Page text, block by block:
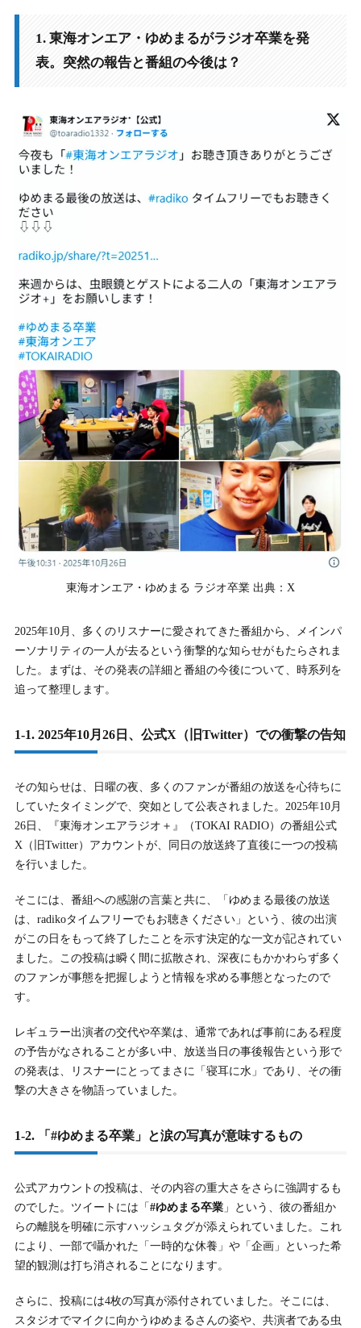
1-1. 1-1. 2025年10月26日、公式X（旧Twitter）での衝撃の告知
1-2. 1-2. 「#ゆめまる卒業」と涙の写真が意味するもの
1-4. 1-4. 新体制へ移行『東海オンエアラジオ+』は継続
2.
2. ゆめまるがラジオ卒業を選んだ本当の理由は？子育て
への専念が決断の背景か
2-2. 2-2. 「2人育てるの舐めてた」発言に込められた切実な思
い
2-4. 2-4. 放送で触れられた「ブラジルへのゴルフ留学」説は冗
談？
3. 3. 東海オンエア・ゆめまるのプロフィールを徹底解説！
本名や意外な学歴・経歴とは？
3-1. 3-1. ゆめまるさんの基本プロフィール（本名・年齢・出身
地・身長など）
3-2. 3-2. 杭全（くいた）という珍しい本名と家族背景
3-3. 出身中学・高校・大学はどこ？陸上エリートだった学
生時代
3-4. 3-4. YouTuberになるまでの経緯：専門学校というもう一つ
3-5.
3-5. クリエイターとしての多才な顔：アパレルと個人チャ
ンネル
会いや馴れ初めを調査
4-2. 4-2. 結婚発表と「タンパク質武田」というユニークなあだ
名の謎
4-3. 4-3. 妻の公表は2022年1月の動画「【収集つかず】」にて
5. 5. 東海オンエア・ゆめまるの子供は何人で何歳？ラジオ
卒業の理由に関わる家族構成
5-1. 5-1. 子供は2人（女の子と男の子）で家族構成は4人家族
5-3. 5-3. 第2子（長男）は2024年12月生まれの生後約10ヶ月
5-4. 5-4. 東海オンエアメンバーの子供たちと同級生に
（YouTubeなど）はどうなる？
6-2. 個人チャンネル「ゆめまる美術館」の活動
6-3. 6-3. アパレルブランド「Bark at the Moon」の展開は？
のファンの反応は？
1. 東海オンエア・ゆめまるがラジオ卒業を発
表。突然の報告と番組の今後は？
東海オンエア・ゆめまる ラジオ卒業 出典：X
2025年10月、多くのリスナーに愛されてきた番組から、メインパ
ーソナリティの一人が去るという衝撃的な知らせがもたらされま
した。まずは、その発表の詳細と番組の今後について、時系列を
追って整理します。
1-1. 2025年10月26日、公式X（旧Twitter）での衝撃の告知
その知らせは、日曜の夜、多くのファンが番組の放送を心待ちに
していたタイミングで、突如として公表されました。2025年10月
26日、『東海オンエアラジオ＋』（TOKAI RADIO）の番組公式
X（旧Twitter）アカウントが、同日の放送終了直後に一つの投稿
を行いました。
そこには、番組への感謝の言葉と共に、「ゆめまる最後の放送
は、radikoタイムフリーでもお聴きください」という、彼の出演
がこの日をもって終了したことを示す決定的な一文が記されてい
ました。この投稿は瞬く間に拡散され、深夜にもかかわらず多く
のファンが事態を把握しようと情報を求める事態となったので
す。
レギュラー出演者の交代や卒業は、通常であれば事前にある程度
の予告がなされることが多い中、放送当日の事後報告という形で
の発表は、リスナーにとってまさに「寝耳に水」であり、その衝
撃の大きさを物語っていました。
1-2. 「#ゆめまる卒業」と涙の写真が意味するもの
公式アカウントの投稿は、その内容の重大さをさらに強調するも
のでした。ツイートには「#ゆめまる卒業」という、彼の番組か
らの離脱を明確に示すハッシュタグが添えられていました。これ
により、一部で囁かれた「一時的な休養」や「企画」といった希
望的観測は打ち消されることになります。
さらに、投稿には4枚の写真が添付されていました。そこには、
スタジオでマイクに向かうゆめまるさんの姿や、共演者である虫